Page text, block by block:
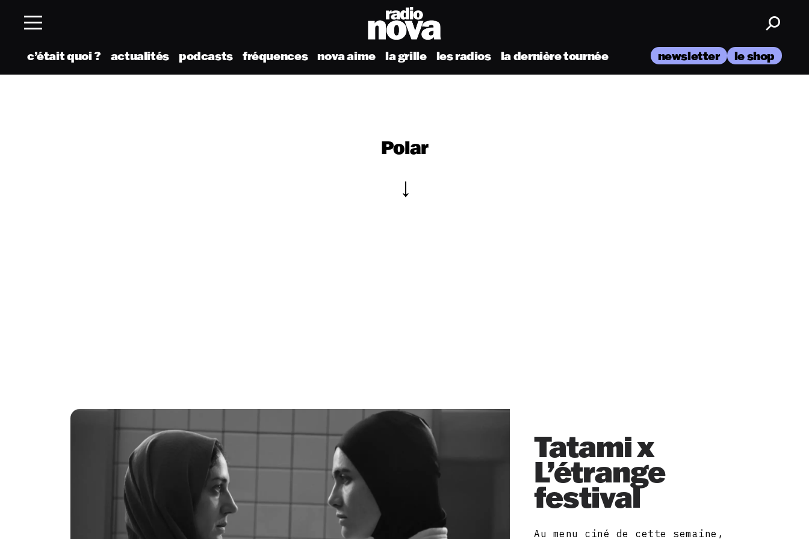
c’était quoi ? actualités podcasts fréquences nova aime la grille les radios la dernière tournée newsletter le shop
Polar
Tatami x
L’étrange
festival
Au menu ciné de cette semaine,